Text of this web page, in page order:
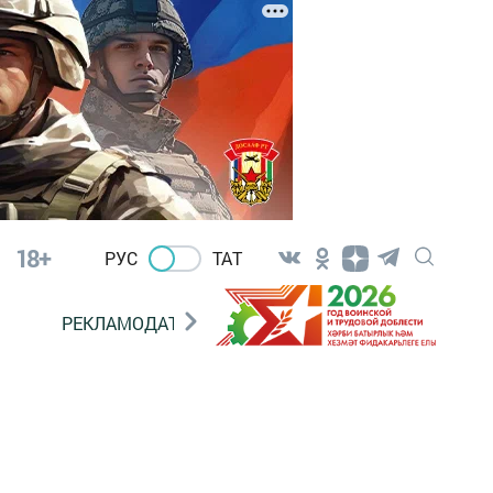
18+ РУС ТАТ
РЕКЛАМОДАТЕЛЯМ